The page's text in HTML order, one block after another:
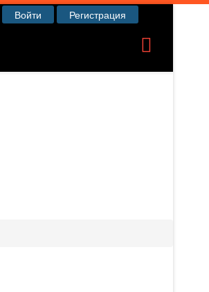
Войти Регистрация